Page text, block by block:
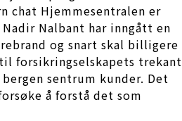
chat Hjemmesentralen er
Nalbant har inngått en
og snart skal billigere
forsikringselskapets trekant
sentrum kunder. Det
å forstå det som